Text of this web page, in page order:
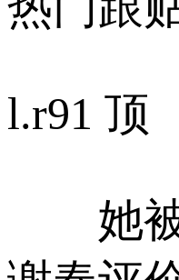
l.r91 顶
她被